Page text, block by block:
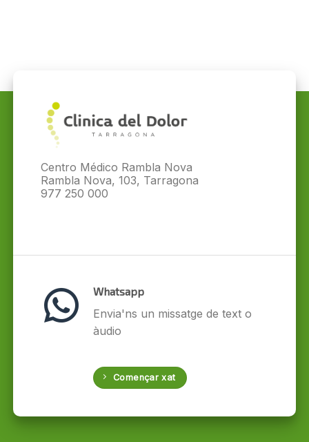
Centro Médico Rambla Nova
Rambla Nova, 103, Tarragona
977 250 000
Whatsapp
Envia'ns un missatge de text o
àudio
Començar xat